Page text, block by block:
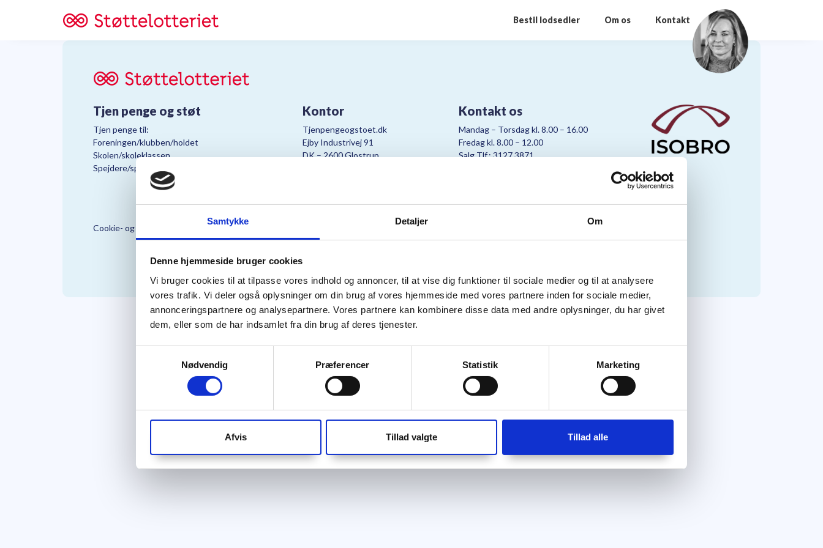
Samtykke Detaljer Om
Denne hjemmeside bruger cookies
Vi bruger cookies til at tilpasse vores indhold og annoncer, til at vise dig funktioner til sociale medier og til at analysere
vores trafik. Vi deler også oplysninger om din brug af vores hjemmeside med vores partnere inden for sociale medier,
annonceringspartnere og analysepartnere. Vores partnere kan kombinere disse data med andre oplysninger, du har givet
dem, eller som de har indsamlet fra din brug af deres tjenester.
Nødvendig
Præferencer Statistik Marketing
Afvis Tillad valgte Tillad alle
Bestil lodsedler Om os Kontakt
Tjen penge og støt
Tjen penge til:
Foreningen/klubben/holdet
Skolen/skoleklassen
Spejdere/spejdergruppen/FDF’ere, m.fl.
Kontor
Tjenpengeogstoet.dk
Ejby Industrivej 91
DK – 2600 Glostrup
Kontakt os
Mandag – Torsdag kl. 8.00 – 16.00
Fredag kl. 8.00 – 12.00
Salg Tlf.: 3127 3871
Cookie- og Persondatapolitik